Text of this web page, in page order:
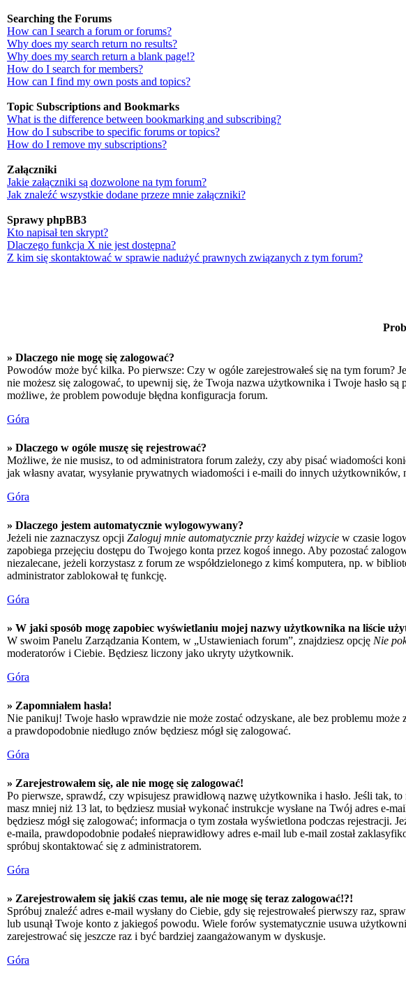
Searching the Forums
How can I search a forum or forums?
Why does my search return no results?
Why does my search return a blank page!?
How do I search for members?
How can I find my own posts and topics?
Topic Subscriptions and Bookmarks
What is the difference between bookmarking and subscribing?
How do I subscribe to specific forums or topics?
How do I remove my subscriptions?
Załączniki
Jakie załączniki są dozwolone na tym forum?
Jak znaleźć wszystkie dodane przeze mnie załączniki?
Sprawy phpBB3
Kto napisał ten skrypt?
Dlaczego funkcja X nie jest dostępna?
Z kim się skontaktować w sprawie nadużyć prawnych związanych z tym forum?
» Dlaczego nie mogę się zalogować?
Powodów może być kilka. Po pierwsze: Czy w ogóle zarejestrowałeś się na tym forum?
nie możesz się zalogować, to upewnij się, że Twoja nazwa użytkownika i Twoje hasło są
możliwe, że problem powoduje błędna konfiguracja forum.
Góra
» Dlaczego w ogóle muszę się rejestrować?
Możliwe, że nie musisz, to od administratora forum zależy, czy aby pisać wiadomości
jak własny avatar, wysyłanie prywatnych wiadomości i e-maili do innych
Góra
» Dlaczego jestem automatycznie wylogowywany?
Jeżeli nie zaznaczysz opcji Zaloguj mnie automatycznie przy każdej wizycie w czasie
zapobiega przejęciu dostępu do Twojego konta przez kogoś innego. Aby pozostać
niezalecane, jeżeli korzystasz z forum ze współdzielonego z kimś komputera, np. w
administrator zablokował tę funkcję.
Góra
» W jaki sposób mogę zapobiec wyświetlaniu mojej nazwy użytkownika na liście
W swoim Panelu Zarządzania Kontem, w „Ustawieniach forum”, znajdziesz opcję Nie
moderatorów i Ciebie. Będziesz liczony jako ukryty użytkownik.
Góra
» Zapomniałem hasła!
Nie panikuj! Twoje hasło wprawdzie nie może zostać odzyskane, ale bez problemu
a prawdopodobnie niedługo znów będziesz mógł się zalogować.
Góra
» Zarejestrowałem się, ale nie mogę się zalogować!
Po pierwsze, sprawdź, czy wpisujesz prawidłową nazwę użytkownika i hasło. Jeśli tak,
masz mniej niż 13 lat, to będziesz musiał wykonać instrukcje wysłane na Twój adres e-
będziesz mógł się zalogować; informacja o tym została wyświetlona podczas rejestracji.
e-maila, prawdopodobnie podałeś nieprawidłowy adres e-mail lub e-mail został
spróbuj skontaktować się z administratorem.
Góra
» Zarejestrowałem się jakiś czas temu, ale nie mogę się teraz zalogować!?!
Spróbuj znaleźć adres e-mail wysłany do Ciebie, gdy się rejestrowałeś pierwszy raz,
lub usunął Twoje konto z jakiegoś powodu. Wiele forów systematycznie usuwa
zarejestrować się jeszcze raz i być bardziej zaangażowanym w dyskusje.
Góra